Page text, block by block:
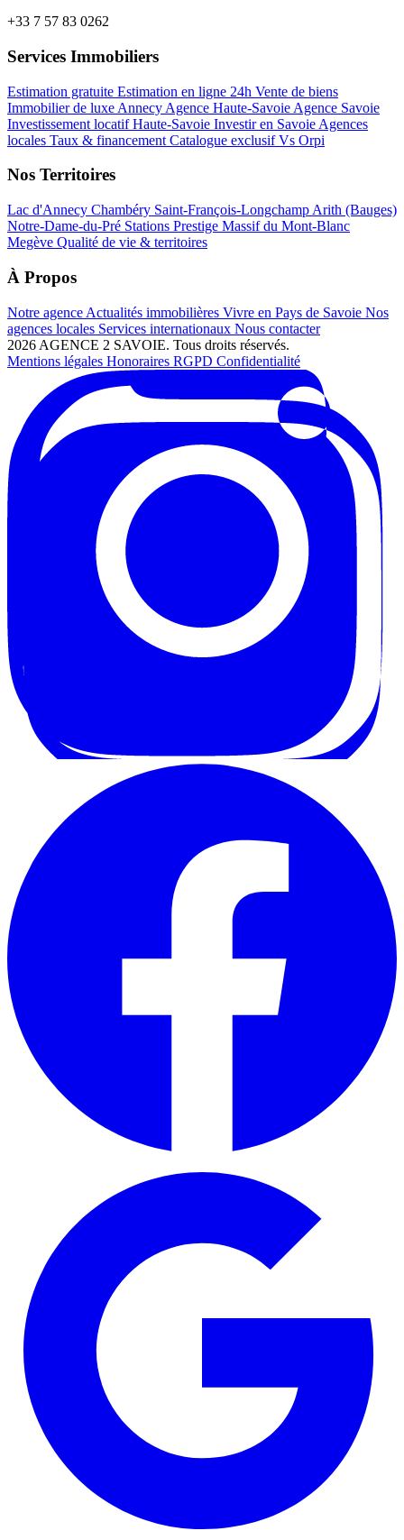
+33 7 57 83 0262
Services Immobiliers
Estimation gratuite Estimation en ligne 24h Vente de biens
Immobilier de luxe Annecy Agence Haute-Savoie Agence Savoie
Investissement locatif Haute-Savoie Investir en Savoie Agences
locales Taux & financement Catalogue exclusifVs Orpi
Nos Territoires
Lac d'Annecy Chambéry Saint-François-Longchamp Arith (Bauges)
Notre-Dame-du-Pré Stations Prestige Massif du Mont-Blanc
Megève Qualité de vie & territoires
À Propos
Notre agence Actualités immobilières Vivre en Pays de Savoie Nos
agences locales Services internationaux Nous contacter
2026 AGENCE 2 SAVOIE. Tous droits réservés.
Mentions légales Honoraires RGPD Confidentialité